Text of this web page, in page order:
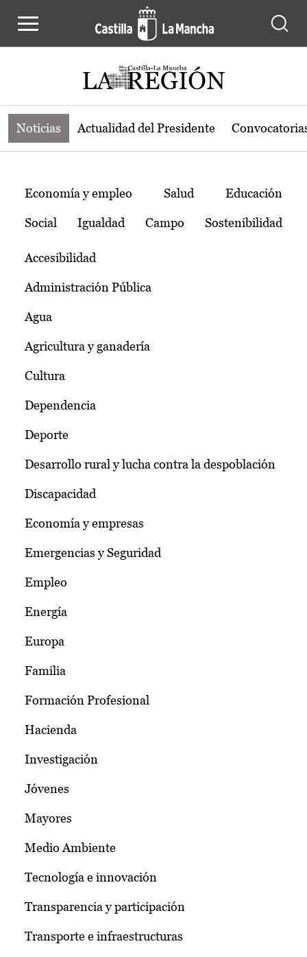
Noticias de la región de Castilla-La
Noticias Actualidad del Presidente
Temas
Economía y empleo Salud Educación
Social Igualdad Campo Sostenibilidad
Accesibilidad
Administración Pública
Agua
Agricultura y ganadería
Cultura
Dependencia
Deporte
Desarrollo rural y lucha contra la despoblación
Discapacidad
Economía y empresas
Emergencias y Seguridad
Empleo
Energía
Europa
Familia
Formación Profesional
Hacienda
Investigación
Jóvenes
Mayores
Medio Ambiente
Tecnología e innovación
Transparencia y participación
Transporte e infraestructuras